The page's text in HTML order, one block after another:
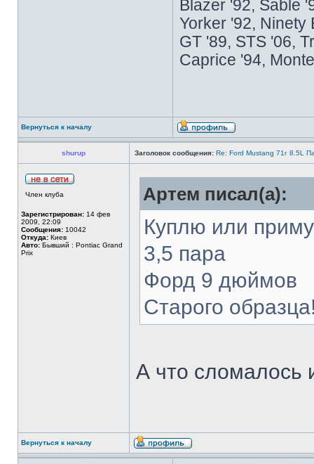
Blazer '92, Sable
Yorker '92, Ninety
GT '89, STS '06,
Caprice '94,
Вернуться к началу
shurup Заголовок сообщения: Re: Ford Mustang 71г 8.5L
Член клуба
Зарегистрирован: 14 фев
2009, 22:09
Сообщения: 10042
Откуда: Киев
Авто: Бывший : Pontiac Grand
Prix
Артем писал(а):
Куплю или
3,5 пара
Форд 9 дюймов
Старого
А что сломалось
Вернуться к началу